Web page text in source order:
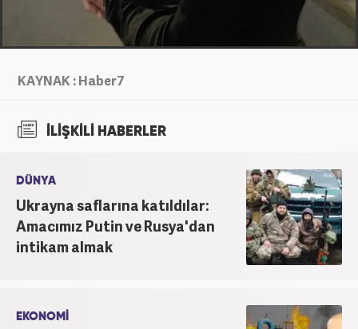
KAYNAK : Haber7
İLİŞKİLİ HABERLER
DÜNYA
Ukrayna saflarına katıldılar:
Amacımız Putin ve Rusya'dan
intikam almak
EKONOMİ